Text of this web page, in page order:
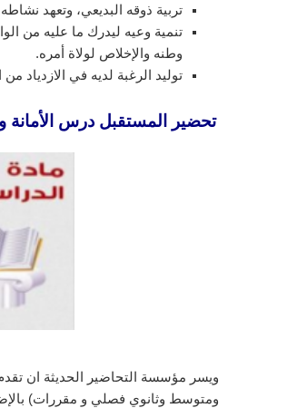
تربية ذوقه البديعي، وتعهد
تنمية وعيه ليدرك ما عليه من
وطنه والإخلاص لولاة أمره.
توليد الرغبة لديه في الازدياد
تحضير المستقبل درس الأمانة
ويسر مؤسسة التحاضير الحديثة ان
ومتوسط وثانوي فصلي و مقررات)